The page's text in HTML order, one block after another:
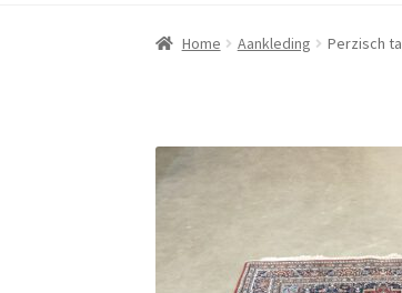
Home Algemene voorwaarden
Vacature: Parttime
Home Aankleding Perzisch